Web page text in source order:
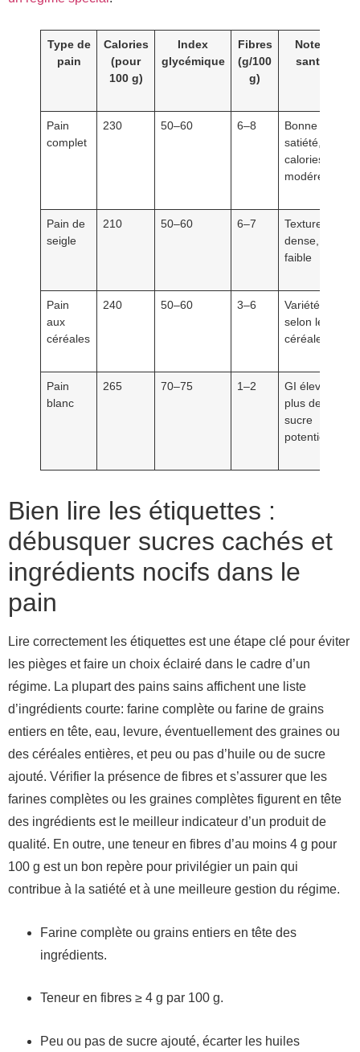
Type de
pain
Calories
(pour
100 g)
Index
glycémique
Fibres
(g/100
g)
Notes
santé
Pain
complet
230 50–60 6–8
Bonne
satiété,
calories
modérées
Pain de
seigle
210 50–60 6–7
Texture
dense, GI
faible
Pain
aux
céréales
240 50–60 3–6
Variété
selon les
céréales
Pain
blanc
265 70–75 1–2
GI élevé,
plus de
sucre
potentiel
Bien lire les étiquettes :
débusquer sucres cachés et
ingrédients nocifs dans le
pain
Lire correctement les étiquettes est une étape clé pour éviter
les pièges et faire un choix éclairé dans le cadre d’un
régime. La plupart des pains sains affichent une liste
d’ingrédients courte: farine complète ou farine de grains
entiers en tête, eau, levure, éventuellement des graines ou
des céréales entières, et peu ou pas d’huile ou de sucre
ajouté. Vérifier la présence de fibres et s’assurer que les
farines complètes ou les graines complètes figurent en tête
des ingrédients est le meilleur indicateur d’un produit de
qualité. En outre, une teneur en fibres d’au moins 4 g pour
100 g est un bon repère pour privilégier un pain qui
contribue à la satiété et à une meilleure gestion du régime.
Farine complète ou grains entiers en tête des
ingrédients.
Teneur en fibres ≥ 4 g par 100 g.
Peu ou pas de sucre ajouté, écarter les huiles